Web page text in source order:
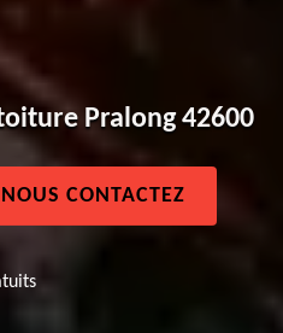
Pralong 42600
NOUS CONTACTEZ